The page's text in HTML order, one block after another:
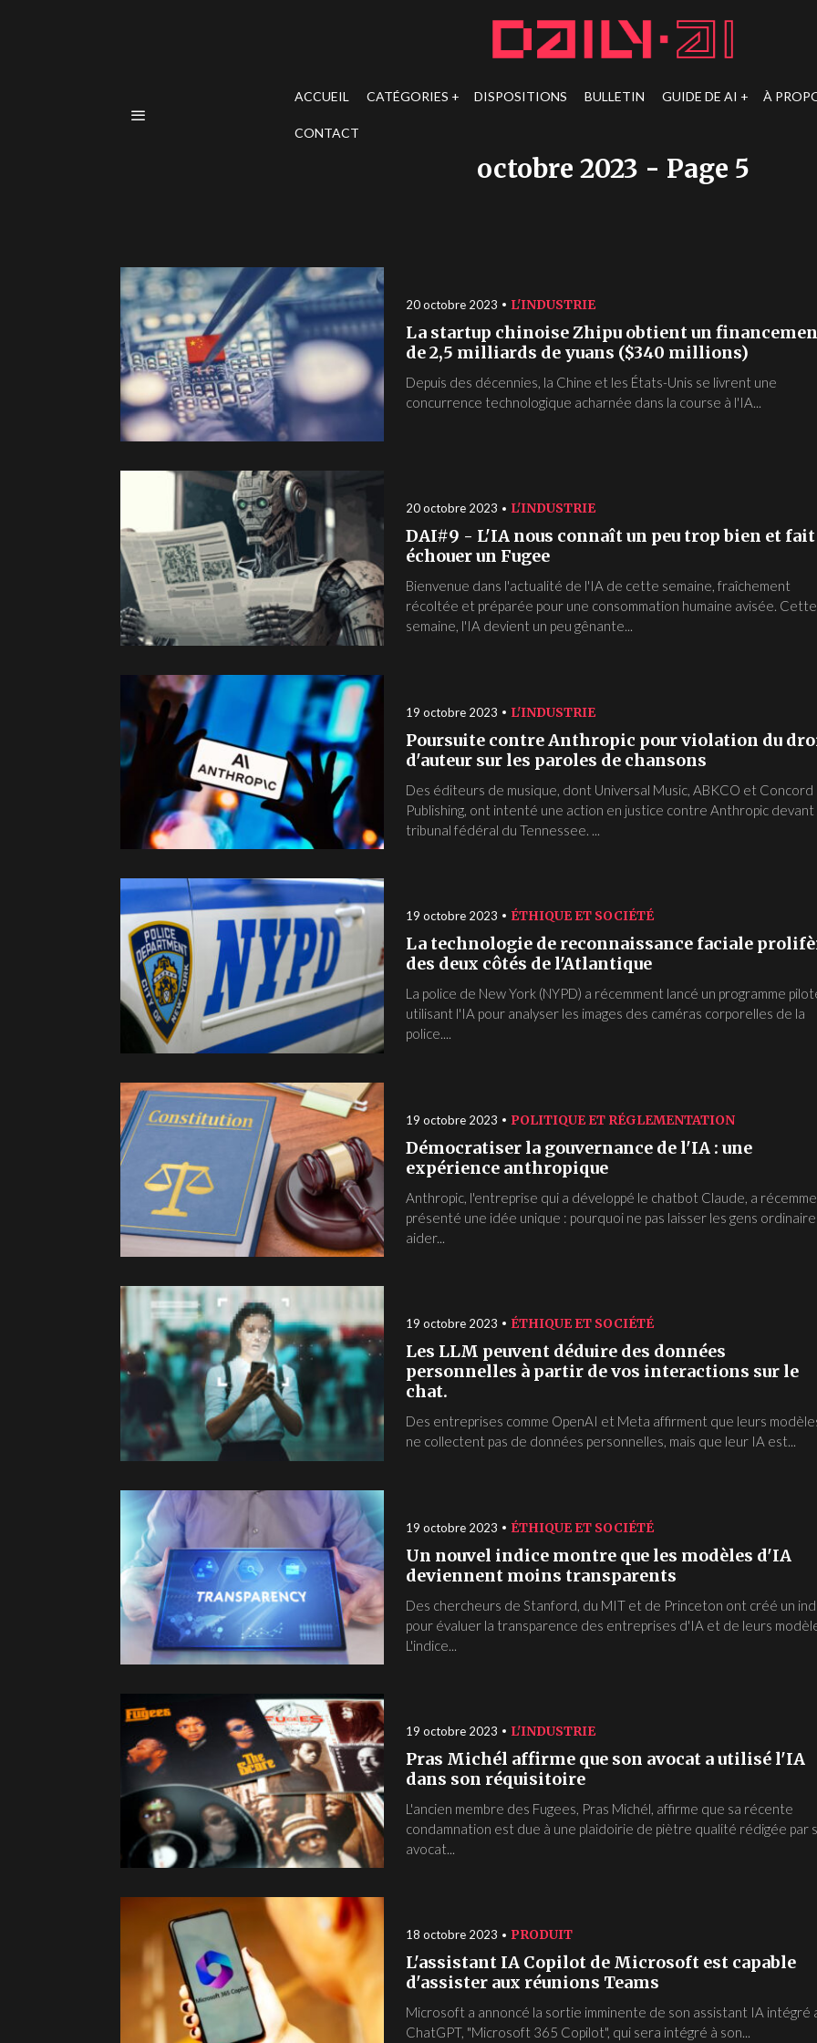
ACCUEIL CATÉGORIES DISPOSITIONS BULLETIN GUIDE DE AI À
CONTACT
octobre 2023 - Page 5
20 octobre 2023 L'INDUSTRIE
La startup chinoise Zhipu obtient un
de 2,5 milliards de yuans ($340 millions)
Depuis des décennies, la Chine et les États-Unis se livrent une
concurrence technologique acharnée dans la course à l'IA...
20 octobre 2023 L'INDUSTRIE
DAI#9 - L'IA nous connaît un peu trop bien et fait
échouer un Fugee
Bienvenue dans l'actualité de l'IA de cette semaine, fraîchement
récoltée et préparée pour une consommation humaine avisée. Cette
semaine, l'IA devient un peu gênante...
19 octobre 2023 L'INDUSTRIE
Poursuite contre Anthropic pour violation du
d'auteur sur les paroles de chansons
Des éditeurs de musique, dont Universal Music, ABKCO et Concord
Publishing, ont intenté une action en justice contre Anthropic devant
tribunal fédéral du Tennessee. ...
19 octobre 2023 ÉTHIQUE ET SOCIÉTÉ
La technologie de reconnaissance faciale
des deux côtés de l'Atlantique
La police de New York (NYPD) a récemment lancé un programme
utilisant l'IA pour analyser les images des caméras corporelles de la
police....
19 octobre 2023 POLITIQUE ET RÉGLEMENTATION
Démocratiser la gouvernance de l'IA : une
expérience anthropique
Anthropic, l'entreprise qui a développé le chatbot Claude, a
présenté une idée unique : pourquoi ne pas laisser les gens
aider...
19 octobre 2023 ÉTHIQUE ET SOCIÉTÉ
Les LLM peuvent déduire des données
personnelles à partir de vos interactions sur le
chat.
Des entreprises comme OpenAI et Meta affirment que leurs
ne collectent pas de données personnelles, mais que leur IA est...
19 octobre 2023 ÉTHIQUE ET SOCIÉTÉ
Un nouvel indice montre que les modèles d'IA
deviennent moins transparents
Des chercheurs de Stanford, du MIT et de Princeton ont créé un
pour évaluer la transparence des entreprises d'IA et de leurs
L'indice...
19 octobre 2023 L'INDUSTRIE
Pras Michél affirme que son avocat a utilisé l'IA
dans son réquisitoire
L'ancien membre des Fugees, Pras Michél, affirme que sa récente
condamnation est due à une plaidoirie de piètre qualité rédigée par
avocat...
18 octobre 2023 PRODUIT
L'assistant IA Copilot de Microsoft est capable
d'assister aux réunions Teams
Microsoft a annoncé la sortie imminente de son assistant IA intégré
ChatGPT, "Microsoft 365 Copilot", qui sera intégré à son...